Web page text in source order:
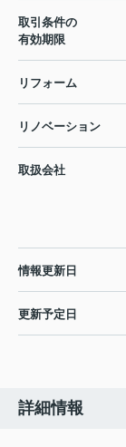
取引条件の
有効期限
リフォーム
リノベーション
取扱会社
情報更新日
更新予定日
詳細情報